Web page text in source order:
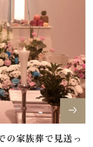
の家族葬で見送っ